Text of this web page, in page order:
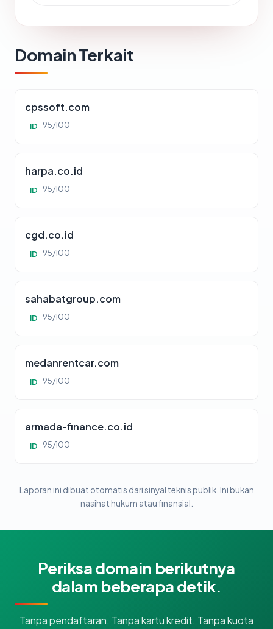
Domain Terkait
cpssoft.com
ID 95/100
harpa.co.id
ID 95/100
cgd.co.id
ID 95/100
sahabatgroup.com
ID 95/100
medanrentcar.com
ID 95/100
armada-finance.co.id
ID 95/100
Laporan ini dibuat otomatis dari sinyal teknis publik. Ini bukan
nasihat hukum atau finansial.
Periksa domain berikutnya
dalam beberapa detik.
Tanpa pendaftaran. Tanpa kartu kredit. Tanpa kuota